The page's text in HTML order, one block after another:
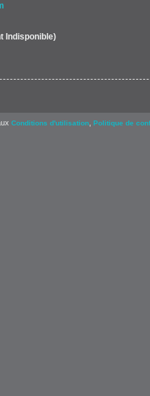
Indisponible)
Conditions d'utilisation Politique de